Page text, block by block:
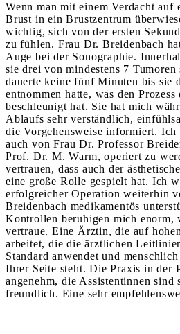
Wenn man mit einem Verdacht auf
Brust in ein Brustzentrum
wichtig, sich von der ersten
zu fühlen. Frau Dr. Breidenbach
Auge bei der Sonographie.
sie drei von mindestens 7
dauerte keine fünf Minuten bis sie
entnommen hatte, was den
beschleunigt hat. Sie hat mich
Ablaufs sehr verständlich,
die Vorgehensweise informiert.
auch von Frau Dr. Professor
Prof. Dr. M. Warm, operiert zu
vertrauen, dass auch derä
eine große Rolle gespielt hat. Ich
erfolgreicher Operation weiterhin
Breidenbach medikamentös
Kontrollen beruhigen mich enorm,
vertraue. Eine Ärztin, die auf
arbeitet, die die ärztlichen
Standard anwendet und
Ihrer Seite steht. Die Praxis in der
angenehm, die Assistentinnen sind
freundlich. Eine sehr